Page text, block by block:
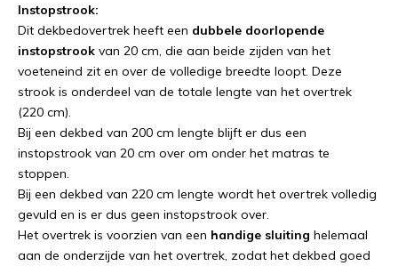
Instopstrook:
Dit dekbedovertrek heeft een dubbele doorlopende
instopstrook van 20 cm, die aan beide zijden van het
voeteneind zit en over de volledige breedte loopt. Deze
strook is onderdeel van de totale lengte van het overtrek
(220 cm).
Bij een dekbed van 200 cm lengte blijft er dus een
instopstrook van 20 cm over om onder het matras te
stoppen.
Bij een dekbed van 220 cm lengte wordt het overtrek volledig
gevuld en is er dus geen instopstrook over.
Het overtrek is voorzien van een handige sluiting helemaal
aan de onderzijde van het overtrek, zodat het dekbed goed